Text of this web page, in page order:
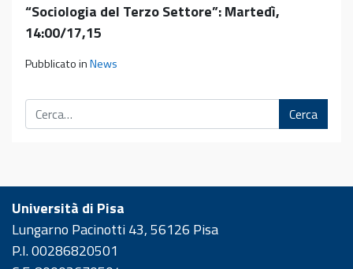
“Sociologia del Terzo Settore”: Martedì,
14:00/17,15
Pubblicato inNews
Cerca
Università di Pisa
Lungarno Pacinotti 43, 56126 Pisa
P.I. 00286820501